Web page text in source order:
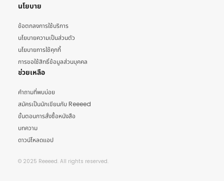
นโยบาย
ข้อตกลงการใช้บริการ
นโยบายความเป็นส่วนตัว
นโยบายการใช้คุกกี้
การขอใช้สิทธิ์ข้อมูลส่วนบุคคล
ช่วยเหลือ
คำถามที่พบบ่อย
สมัครเป็นนักเขียนกับ Reeeed
ขั้นตอนการสั่งซื้อหนังสือ
บทความ
ดาวน์โหลดแอป
© 2025 Reeeed. All rights reserved.